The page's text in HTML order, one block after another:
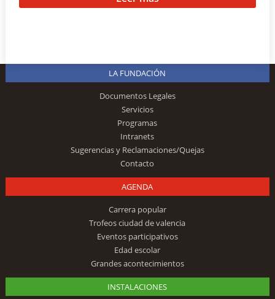
LA FUNDACIÓN
Documentos Legales
Servicios
Programas
Intranets
Sugerencias y Reclamaciones/Quejas
Contacto
AGENDA
Carrera popular
Trofeos ciudad de valencia
Eventos participativos
Edad escolar
Grandes acontecimientos
INSTALACIONES